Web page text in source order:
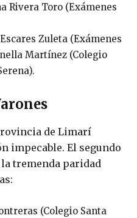
Rivera Toro (Exámenes
Zuleta (Exámenes
Martínez (Colegio
de Limarí
impecable. El segundo
tremenda paridad
(Colegio Santa